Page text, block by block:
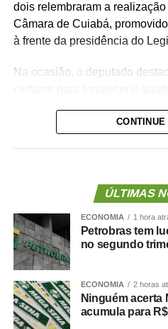
dois relembraram a
Câmara de Cuiabá,
à frente da presidência do
Na ocasião, o deputado
Cuiabá, que é de todos nós
parlamento mais antigo do
afirmou Juca.
O concurso público foi
vagas e formação de cadastro
níveis médio e superior,
técnico legislativo, analista
e contador.
CONTINUE
ÚLTIMAS
ECONOMIA 1 hora
Petrobras tem
no segundo
ECONOMIA 2 horas
Ninguém acerta
acumula para